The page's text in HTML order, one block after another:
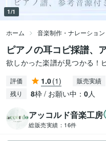
1/1
ホーム 音楽制作・ナレーション
ピアノの耳コピ採譜、
欲しかった楽譜が見つかる！
評価 1.0(1) 販売実績
残り 8枠 / お願い中： 0人
アッコルド音楽工房
総販売実績： 16件